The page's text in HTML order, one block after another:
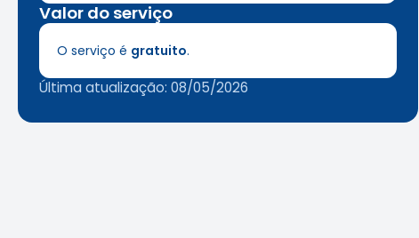
Valor do serviço
O serviço é gratuito.
Última atualização: 08/05/2026